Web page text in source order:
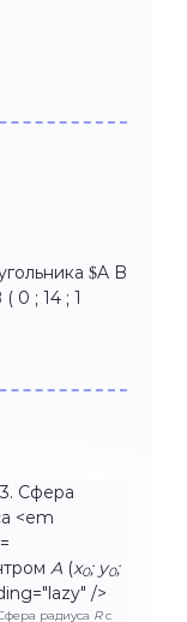
$A B
( 0 ; 14 ; 1
A (x0; y0;
/>
радиуса Rс